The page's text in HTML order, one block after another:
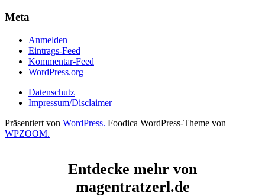
Meta
Anmelden
Eintrags-Feed
Kommentar-Feed
WordPress.org
Datenschutz
Impressum/Disclaimer
Präsentiert von WordPress. Foodica WordPress-Theme von
WPZOOM.
Entdecke mehr von
magentratzerl.de